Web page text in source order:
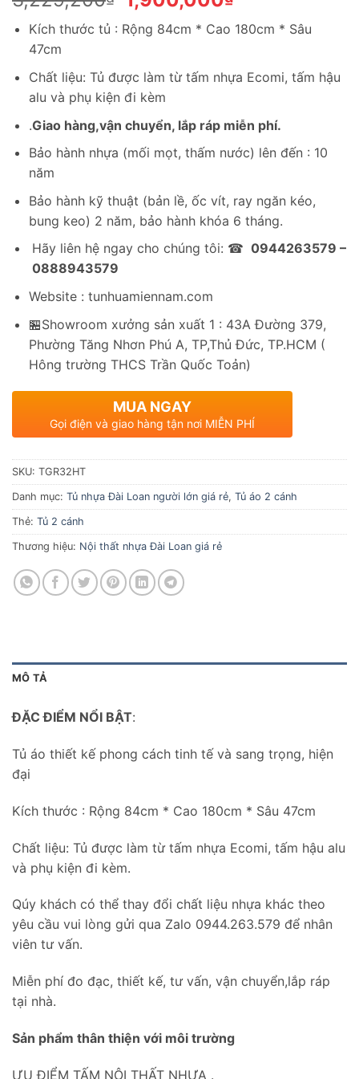
gốc
là:
hiện
tại
1,900,000₫.
Kích thước tủ : Rộng 84cm * Cao 180cm * Sâu
47cm
Chất liệu: Tủ được làm từ tấm nhựa Ecomi, tấm hậu
alu và phụ kiện đi kèm
.Giao hàng,vận chuyển, lắp ráp miễn phí.
Bảo hành nhựa (mối mọt, thấm nước) lên đến : 10
năm
Bảo hành kỹ thuật (bản lề, ốc vít, ray ngăn kéo,
bung keo) 2 năm, bảo hành khóa 6 tháng.
Hãy liên hệ ngay cho chúng tôi: ☎ 0944263579 –
0888943579
Website : tunhuamiennam.com
🏪Showroom xưởng sản xuất 1 : 43A Đường 379,
Phường Tăng Nhơn Phú A, TP,Thủ Đức, TP.HCM (
Hông trường THCS Trần Quốc Toản)
MUA NGAY
Gọi điện và giao hàng tận nơi MIỄN PHÍ
SKU: TGR32HT
Danh mục: Tủ nhựa Đài Loan người lớn giá rẻ, Tủ áo 2 cánh
Thẻ: Tủ 2 cánh
Thương hiệu: Nội thất nhựa Đài Loan giá rẻ
MÔ TẢ
ĐẶC ĐIỂM NỔI BẬT:
Tủ áo thiết kế phong cách tinh tế và sang trọng, hiện
đại
Kích thước : Rộng 84cm * Cao 180cm * Sâu 47cm
Chất liệu: Tủ được làm từ tấm nhựa Ecomi, tấm hậu alu
và phụ kiện đi kèm.
Qúy khách có thể thay đổi chất liệu nhựa khác theo
yêu cầu vui lòng gửi qua Zalo 0944.263.579 để nhân
viên tư vấn.
Miễn phí đo đạc, thiết kế, tư vấn, vận chuyển,lắp ráp
tại nhà.
Sản phẩm thân thiện với môi trường
ƯU ĐIỂM TẤM NỘI THẤT NHỰA .